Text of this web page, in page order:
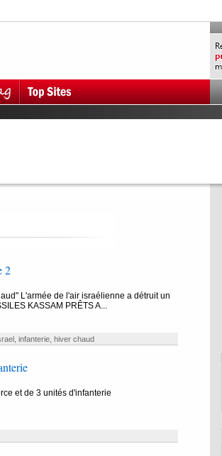
2
L'armée de l'air israélienne a détruit un
KASSAM PRÊTS A...
, infanterie, hiver chaud
et de 3 unités d'infanterie